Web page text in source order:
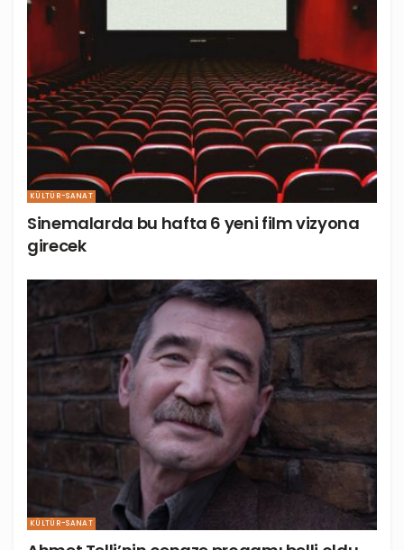
KÜLTÜR-SANAT
Sinemalarda bu hafta 6 yeni film vizyona
girecek
KÜLTÜR-SANAT